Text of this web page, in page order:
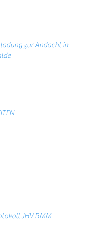
zur Andacht im
JHV RMM